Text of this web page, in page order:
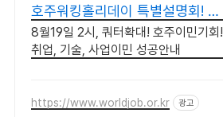
호주워킹홀리데이 특별설명회! 청
와대비자의뢰 공신력
8월19일 2시, 쿼터확대! 호주이민기회!
취업, 기술, 사업이민 성공안내
https://www.worldjob.or.kr 광고